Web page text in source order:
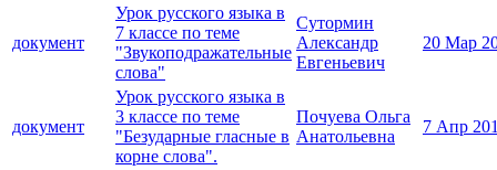
документ
Урок русского языка в
7 классе по теме
"Звукоподражательные
слова"
Сутормин
Александр
Евгеньевич
20 Мар
документ
Урок русского языка в
3 классе по теме
"Безударные гласные в
корне слова".
Почуева Ольга
Анатольевна
7 Апр